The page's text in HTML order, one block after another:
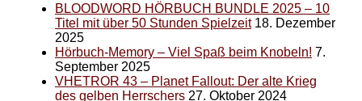
BLOODWORD HÖRBUCH BUNDLE 2025 – 10
Titel mit über 50 Stunden Spielzeit 18. Dezember
2025
Hörbuch-Memory – Viel Spaß beim Knobeln! 7.
September 2025
VHETROR 43 – Planet Fallout: Der alte Krieg
des gelben Herrschers 27. Oktober 2024